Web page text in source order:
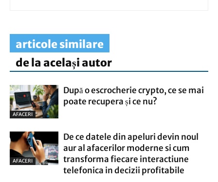
articole similare
de la același autor
AFACERI
După o escrocherie crypto, ce se mai
poate recupera și ce nu?
AFACERI
De ce datele din apeluri devin noul
aur al afacerilor moderne si cum
transforma fiecare interactiune
telefonica in decizii profitabile